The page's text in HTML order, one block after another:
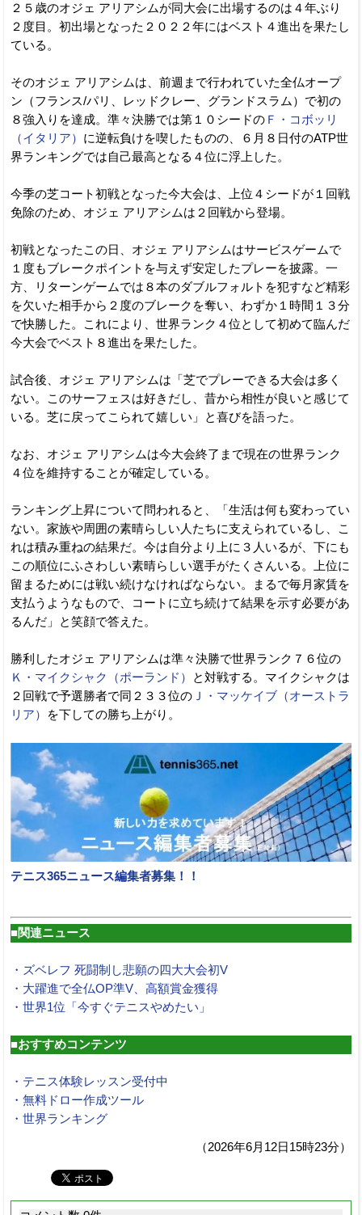
２５歳のオジェ アリアシムが同大会に出場するのは４年ぶり
２度目。初出場となった２０２２年にはベスト４進出を果たし
ている。
そのオジェ アリアシムは、前週まで行われていた全仏オープ
ン（フランス/パリ、レッドクレー、グランドスラム）で初の
８強入りを達成。準々決勝では第１０シードの Ｆ・コボッリ
（イタリア） に逆転負けを喫したものの、６月８日付のATP世
界ランキングでは自己最高となる４位に浮上した。
今季の芝コート初戦となった今大会は、上位４シードが１回戦
免除のため、オジェ アリアシムは２回戦から登場。
初戦となったこの日、オジェ アリアシムはサービスゲームで
１度もブレークポイントを与えず安定したプレーを披露。一
方、リターンゲームでは８本のダブルフォルトを犯すなど精彩
を欠いた相手から２度のブレークを奪い、わずか１時間１３分
で快勝した。これにより、世界ランク４位として初めて臨んだ
今大会でベスト８進出を果たした。
試合後、オジェ アリアシムは「芝でプレーできる大会は多く
ない。このサーフェスは好きだし、昔から相性が良いと感じて
いる。芝に戻ってこられて嬉しい」と喜びを語った。
なお、オジェ アリアシムは今大会終了まで現在の世界ランク
４位を維持することが確定している。
ランキング上昇について問われると、「生活は何も変わってい
ない。家族や周囲の素晴らしい人たちに支えられているし、こ
れは積み重ねの結果だ。今は自分より上に３人いるが、下にも
この順位にふさわしい素晴らしい選手がたくさんいる。上位に
留まるためには戦い続けなければならない。まるで毎月家賃を
支払うようなもので、コートに立ち続けて結果を示す必要があ
るんだ」と笑顔で答えた。
勝利したオジェ アリアシムは準々決勝で世界ランク７６位の
Ｋ・マイクシャク（ポーランド）
と対戦する。マイクシャクは
２回戦で予選勝者で同２３３位の Ｊ・マッケイブ（オーストラ
リア）
を下しての勝ち上がり。
テニス365ニュース編集者募集！！
■関連ニュース
・ズベレフ 死闘制し悲願の四大大会初V
・大躍進で全仏OP準V、高額賞金獲得
・世界1位「今すぐテニスやめたい」
■おすすめコンテンツ
・テニス体験レッスン受付中
・無料ドロー作成ツール
・世界ランキング
（2026年6月12日15時23分）